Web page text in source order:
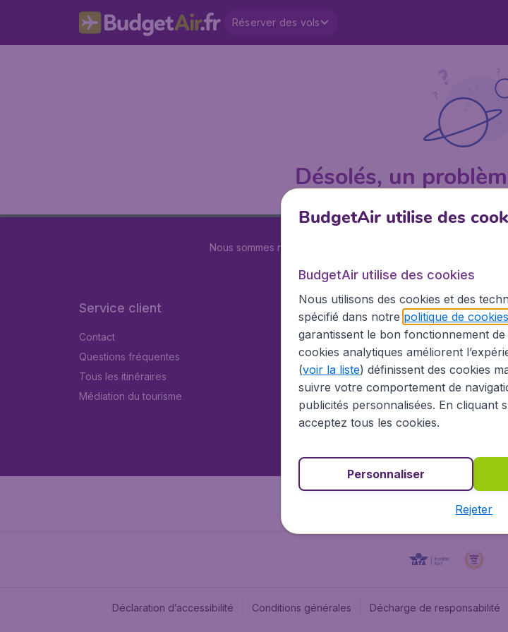
Réserver des vols
Désolés, un
Nous sommes notés
Service client
Contact
Questions fréquentes
Tous les itinéraires
Médiation du tourisme
BudgetAir.fr
À propos
Information Légale
Carrières
Devenez partenaire
Vols pas chers
Déclaration d’accessibilité Conditions générales Décharge de responsabilité
BudgetAir utilise des
BudgetAir utilise des cookies
Nous utilisons des cookies et des
spécifié dans notre politique de cookies
garantissent le bon fonctionnement de
cookies analytiques améliorent
(voir la liste) définissent des cookies
suivre votre comportement de
publicités personnalisées. En cliquant
acceptez tous les cookies.
Personnaliser
Rejeter